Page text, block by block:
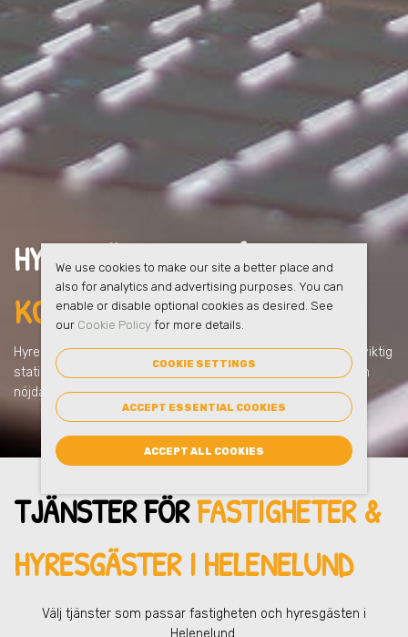
HYRESGÄSTERNA FÅRFULL
KOLL I HELENELUND
Hyresgästerna får kontroll över sin avfallshantering och all viktig
statistik i eSmart = mindre administration = de blir glada och
nöjda!
TJÄNSTER FÖRFASTIGHETER &
HYRESGÄSTER I HELENELUND
Välj tjänster som passar fastigheten och hyresgästen i
Helenelund
We use cookies to make our site a better place and
also for analytics and advertising purposes. You can
enable or disable optional cookies as desired. See
our Cookie Policyfor more details.
COOKIE SETTINGS
ACCEPT ESSENTIAL COOKIES
ACCEPT ALL COOKIES